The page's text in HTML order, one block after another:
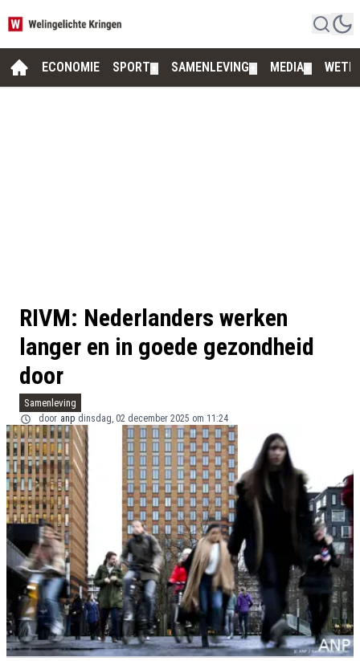
ECONOMIE SPORT SAMENLEVING MEDIA
RIVM: Nederlanders werken
langer en in goede gezondheid
door
Samenleving
door anp dinsdag, 02 december 2025 om 11:24